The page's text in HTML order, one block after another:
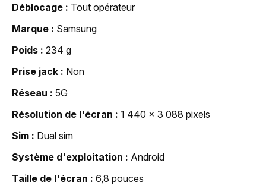
Déblocage
Tout opérateur
Marque
Samsung
Poids
234 g
Prise jack
Non
Réseau
5G
Résolution de l'écran
1 440 x 3 088 pixels
Sim
Dual sim
Système d'exploitation
Android
Taille de l'écran
6,8 pouces